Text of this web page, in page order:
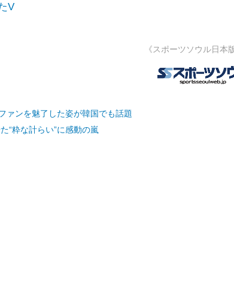
V
《スポーツソウル日本版
ァンを魅了した姿が韓国でも話題
“粋な計らい”に感動の嵐